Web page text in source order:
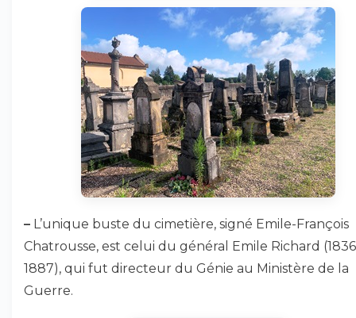
– L’unique buste du cimetière, signé Emile-François
Chatrousse, est celui du général Emile Richard
1887), qui fut directeur du Génie au Ministère de la
Guerre.